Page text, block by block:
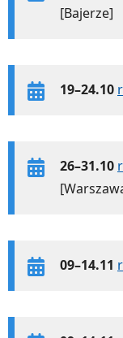
[Bajerze]
19–24.10
26–31.10
09–14.11